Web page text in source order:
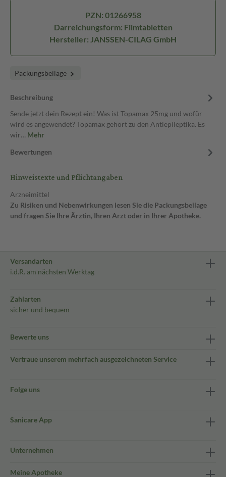
PZN: 01266958
Darreichungsform: Filmtabletten
Hersteller: JANSSEN-CILAG GmbH
Packungsbeilage
Beschreibung
Sende jetzt dein Rezept ein! Was ist Topamax 25mg und wofür
wird es angewendet? Topamax gehört zu den Antiepileptika. Es
wir… Mehr
Bewertungen
Hinweistexte und Pflichtangaben
Arzneimittel
Zu Risiken und Nebenwirkungen lesen Sie die Packungsbeilage
und fragen Sie Ihre Ärztin, Ihren Arzt oder in Ihrer Apotheke.
Versandarten
i.d.R. am nächsten Werktag
Zahlarten
sicher und bequem
Bewerte uns
Vertraue unserem mehrfach ausgezeichneten Service
Folge uns
Sanicare App
Unternehmen
Meine Apotheke